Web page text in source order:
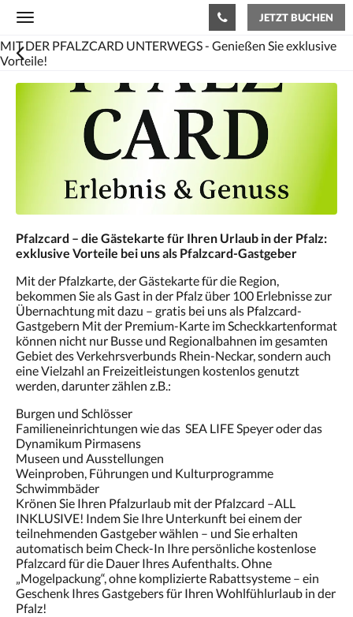
Toggle
navigation
JETZT BUCHEN
MIT DER PFALZCARD UNTERWEGS - Genießen Sie exklusive
Vorteile!
Es
Sie
links
oder
oder
tippen
Sie
auf
Zurück
oder
Weiter,
um
die
Bilder
anzusehen.
Pfalzcard – die Gästekarte für Ihren Urlaub in der Pfalz:
exklusive Vorteile bei uns als Pfalzcard-Gastgeber
Mit der Pfalzkarte, der Gästekarte für die Region,
bekommen Sie als Gast in der Pfalz über 100 Erlebnisse zur
Übernachtung mit dazu – gratis bei uns als Pfalzcard-
Gastgebern Mit der Premium-Karte im Scheckkartenformat
können nicht nur Busse und Regionalbahnen im gesamten
Gebiet des Verkehrsverbunds Rhein-Neckar, sondern auch
eine Vielzahl an Freizeitleistungen kostenlos genutzt
werden, darunter zählen z.B.:
Burgen und Schlösser
Familieneinrichtungen wie das SEA LIFE Speyer oder das
Dynamikum Pirmasens
Museen und Ausstellungen
Weinproben, Führungen und Kulturprogramme
Schwimmbäder
Krönen Sie Ihren Pfalzurlaub mit der Pfalzcard –ALL
INKLUSIVE! Indem Sie Ihre Unterkunft bei einem der
teilnehmenden Gastgeber wählen – und Sie erhalten
automatisch beim Check-In Ihre persönliche kostenlose
Pfalzcard für die Dauer Ihres Aufenthalts. Ohne
„Mogelpackung“, ohne komplizierte Rabattsysteme – ein
Geschenk Ihres Gastgebers für Ihren Wohlfühlurlaub in der
Pfalz!